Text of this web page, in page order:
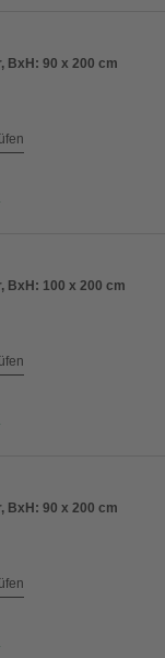
BxH: 90 x 200 cm
BxH: 100 x 200 cm
BxH: 90 x 200 cm